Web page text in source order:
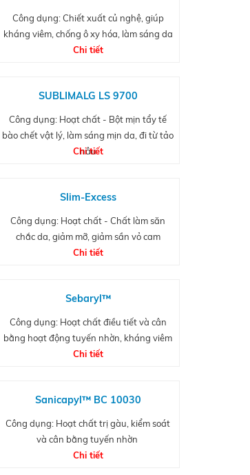
củ nghệ
Công dụng: Chiết xuất củ nghệ, giúp
kháng viêm, chống ô xy hóa, làm sáng da
Chi tiết
SUBLIMALG LS 9700
Công dụng: Hoạt chất - Bột mịn tẩy tế
bào chết vật lý, làm sáng mịn da, đi từ tảo
nâu
Chi tiết
Slim-Excess
Công dụng: Hoạt chất - Chất làm săn
chắc da, giảm mỡ, giảm sần vỏ cam
Chi tiết
Sebaryl™
Công dụng: Hoạt chất điều tiết và cân
bằng hoạt động tuyến nhờn, kháng viêm
Chi tiết
Sanicapyl™ BC 10030
Công dụng: Hoạt chất trị gàu, kiểm soát
và cân bằng tuyến nhờn
Chi tiết